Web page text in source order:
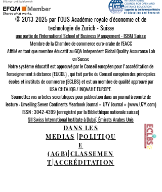
©2013-2025par l'OUS Académie royale d'économie et de
technologie de Zurich - Suisse
une partie de l'International School of Business Management - ISBM Suisse
Membre de la Chambre de commerce euro-arabe de l'EACC
Affilié en tant que membre éducatif au GQA Independent Global Quality Assurance Lab
en Suisse
Notre système éducatif est approuvé par leConseil européen pour l'accréditation de
l'enseignement à distance (EUCDL), qui fait partie duConseil européen des principales
écoles et instituts de commerce (ECLBS)et est un membre de qualité approuvé par
USA CHEA IQG / INQAAHE EUROPE.
Soumettez vos articles scientifiques pour publication dans un journal à comité de
lecture : Unveiling Seven Continents Yearbook Journal « U7Y Journal » (www.U7Y.com)
ISSN : 3042-4399 (enregistré par la Bibliothèque nationale suisse)
SII Swiss International Institute à Dubaï, Émirats Arabes Unis
DANS LES
MEDIAS
POLITIQU
E
(AGB) CLASSEMEN
T |ACCRÉDITATION